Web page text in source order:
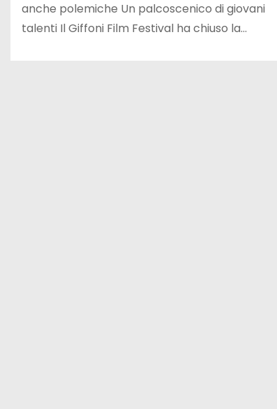
anche polemiche Un palcoscenico di giovani
talenti Il Giffoni Film Festival ha chiuso la…